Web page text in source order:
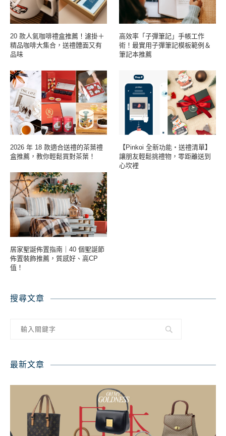
20 款人氣咖啡禮盒推薦！濾掛＋
精品咖啡大集合，送禮體面又有
品味
高效率「子彈筆記」手帳工作
術！最實用子彈筆記模板範例＆
筆記本推薦
2026 年 18 款適合送禮的茶葉禮
盒推薦，教你輕鬆買對茶葉！
【Pinkoi 全新功能・送禮清單】
讓朋友輕鬆挑禮物，零距離送到
心坎裡
居家聖誕佈置指南｜40 個聖誕節
佈置裝飾推薦，質感好、高CP
值！
搜尋文章
最新文章